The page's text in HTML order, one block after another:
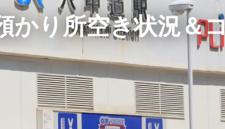
かり所空き状況＆